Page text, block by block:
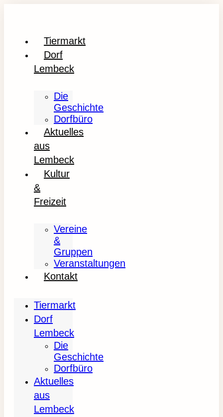
Tiermarkt
Dorf
Lembeck
Die
Geschichte
Dorfbüro
Aktuelles
aus
Lembeck
Kultur
&
Freizeit
Vereine
&
Gruppen
Veranstaltungen
Kontakt
Tiermarkt
Dorf
Lembeck
Die
Geschichte
Dorfbüro
Aktuelles
aus
Lembeck